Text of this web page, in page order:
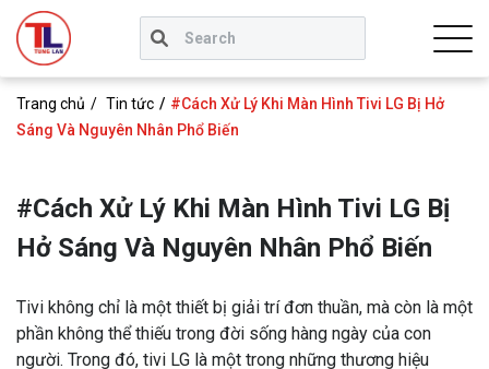
Trang chủ Tin tức
#Cách Xử Lý Khi Màn Hình Tivi LG Bị Hở
Sáng Và Nguyên Nhân Phổ Biến
#Cách Xử Lý Khi Màn Hình Tivi LG Bị
Hở Sáng Và Nguyên Nhân Phổ Biến
Tivi không chỉ là một thiết bị giải trí đơn thuần, mà còn là một
phần không thể thiếu trong đời sống hàng ngày của con
người. Trong đó, tivi LG là một trong những thương hiệu